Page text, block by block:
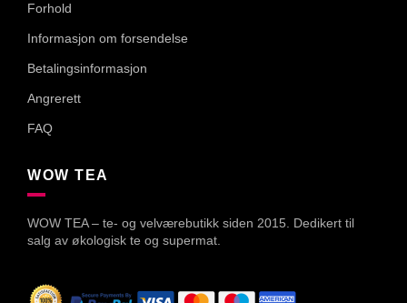
Forhold
Informasjon om forsendelse
Betalingsinformasjon
Angrerett
FAQ
WOW TEA
WOW TEA – te- og velværebutikk siden 2015. Dedikert til
salg av økologisk te og supermat.